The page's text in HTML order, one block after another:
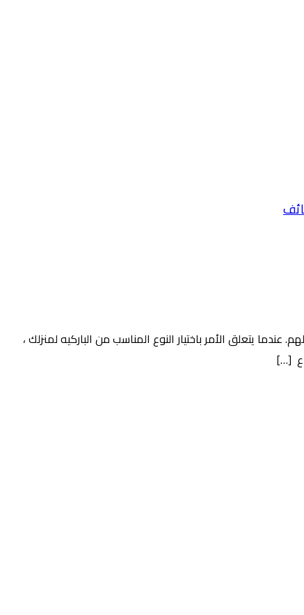
يتعلق الأمر باختيار النوع المناسب من الباركيه لمنزلك ،
[…]